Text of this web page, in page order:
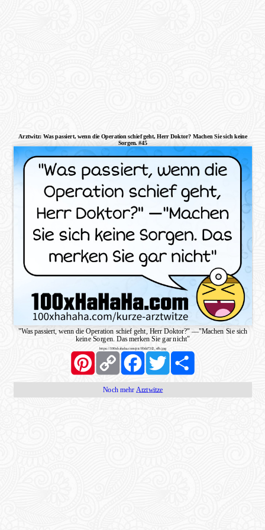
Arztwitz: Was passiert, wenn die Operation schief geht, Herr Doktor? Machen Sie sich keine
Sorgen. #45
"Was passiert, wenn die Operation schief geht, Herr Doktor?" —"Machen Sie sich
keine Sorgen. Das merken Sie gar nicht"
https://100xhahaha.com/pic!f0da73f2_sfb.jpg
PinterestCopy
Link
FacebookTwitter Share
Noch mehr Arztwitze